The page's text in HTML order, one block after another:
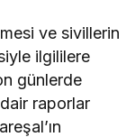
ve sivillerin
ilgililere
günlerde
raporlar